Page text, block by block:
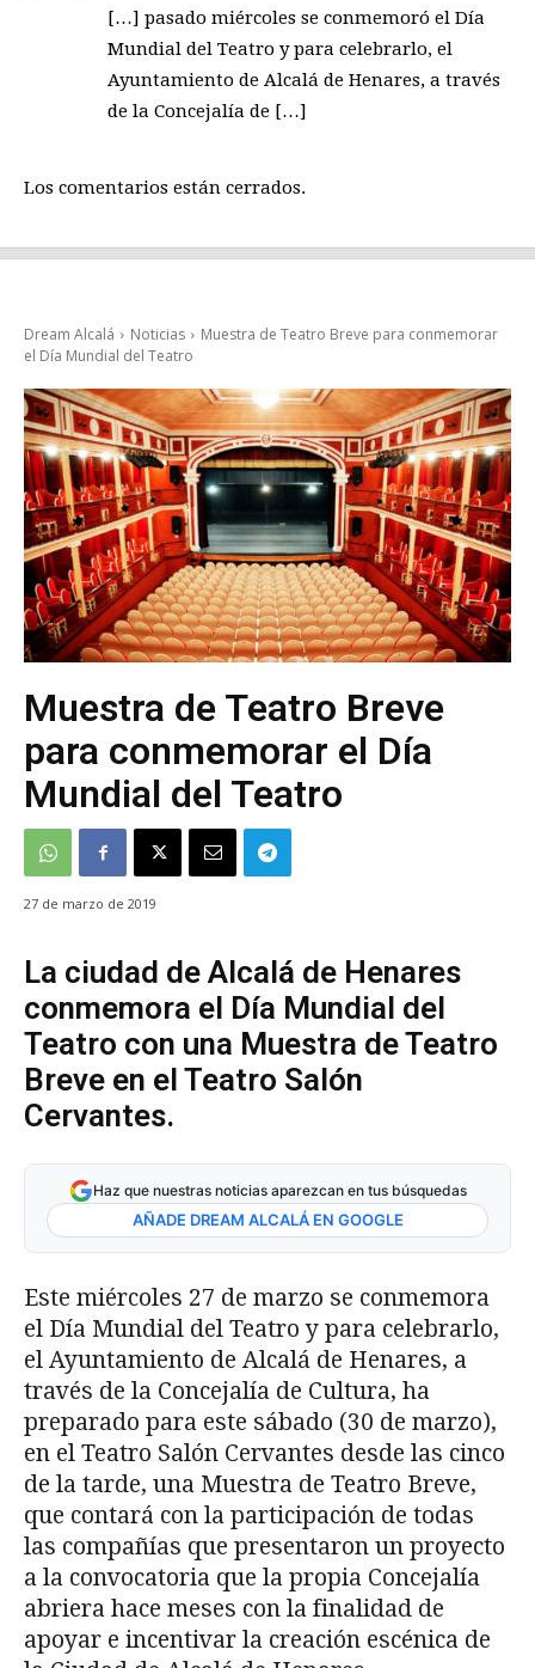
[…] pasado miércoles se conmemoró el Día
Mundial del Teatro y para celebrarlo, el
Ayuntamiento de Alcalá de Henares, a través
de la Concejalía de […]
Los comentarios están cerrados.